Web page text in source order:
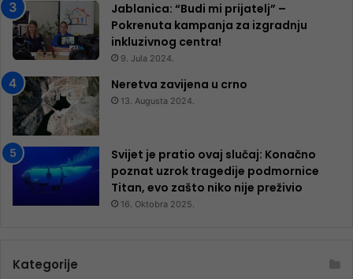
Jablanica: “Budi mi prijatelj” –
Pokrenuta kampanja za izgradnju
inkluzivnog centra!
9. Jula 2024.
Neretva zavijena u crno
13. Augusta 2024.
Svijet je pratio ovaj slučaj: Konačno
poznat uzrok tragedije podmornice
Titan, evo zašto niko nije preživio
16. Oktobra 2025.
Kategorije